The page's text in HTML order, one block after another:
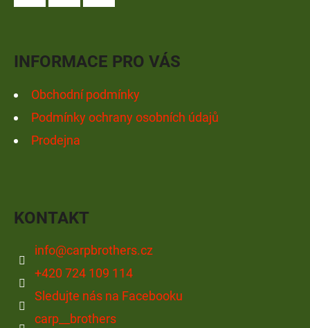
INFORMACE PRO VÁS
Obchodní podmínky
Podmínky ochrany osobních údajů
Prodejna
KONTAKT
info@carpbrothers.cz
+420 724 109 114
Sledujte nás na Facebooku
carp__brothers